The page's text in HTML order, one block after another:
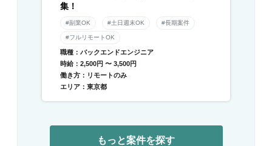
集！
#副業OK #土日週末OK #長期案件
#フルリモートOK
職種：バックエンドエンジニア
時給：2,500円 〜 3,500円
働き方：リモートのみ
エリア：東京都
もっと案件を探す